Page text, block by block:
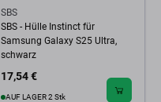
SBS
SBS - Hülle Instinct für
Samsung Galaxy S25 Ultra,
schwarz
17,54 €
AUF LAGER 2 Stk